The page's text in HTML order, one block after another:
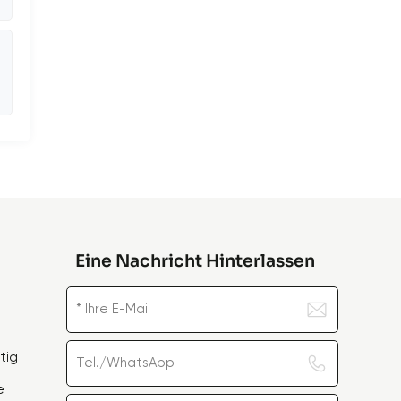
Eine Nachricht Hinterlassen